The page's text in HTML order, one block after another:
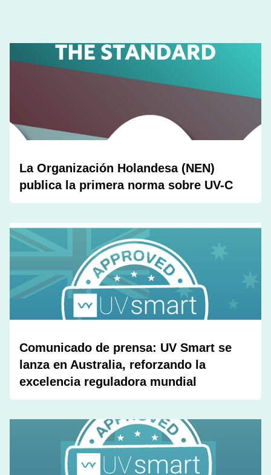
La Organización Holandesa (NEN)
publica la primera norma sobre UV-C
Comunicado de prensa: UV Smart se
lanza en Australia, reforzando la
excelencia reguladora mundial